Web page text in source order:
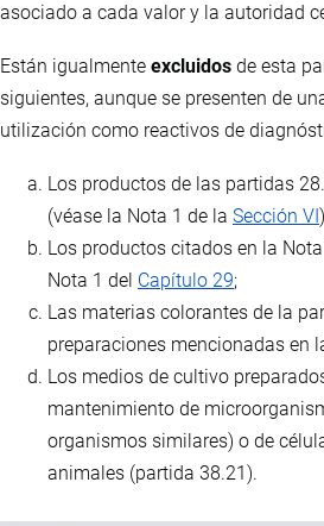
asociado a cada valor y la autoridad
Están igualmente excluidos de esta
siguientes, aunque se presenten de
utilización como reactivos de
Los productos de las partidas
(véase la Nota 1 de la Sección VI
Los productos citados en la Nota
Nota 1 del Capítulo 29;
Las materias colorantes de la
preparaciones mencionadas en
Los medios de cultivo
mantenimiento de
organismos similares) o de
animales (partida 38.21).